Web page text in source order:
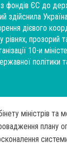
з фондів ЄС до
здійснила
дієвого
прозорий
10-и
політики
міністрів та
плану